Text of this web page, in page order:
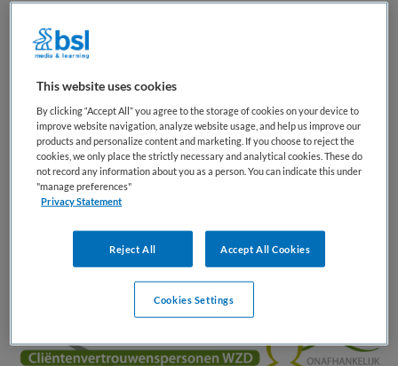
PLAATSINGSDATUM
29 mei 2026
NIVEAU
ERVARING
Ervaren
Vacature niet beschikbaar
Deze vacature Cliëntenvertrouwenspersoon Onvrijwillige
zorg bij Stichting Quasir CVP Wzd is niet meer actueel.
wellicht interessant zijn.
This website uses cookies
By clicking “Accept All” you agree to the storage of cookies on your device to
improve website navigation, analyze website usage, and help us improve our
products and personalize content and marketing. If you choose to reject the
cookies, we only place the strictly necessary and analytical cookies. These do
not record any information about you as a person. You can indicate this under
"manage preferences"
Privacy Statement
Reject All Accept All Cookies
Cookies Settings